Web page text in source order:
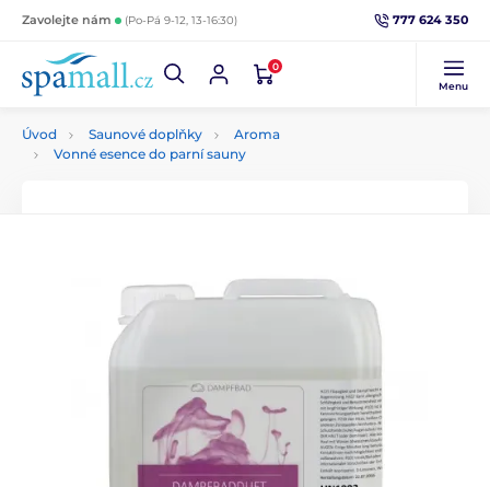
Zavolejte nám (Po-Pá 9-12, 13-16:30) 777 624 350
0
Menu
Úvod Saunové doplňky
Aroma
Vonné esence do parní sauny